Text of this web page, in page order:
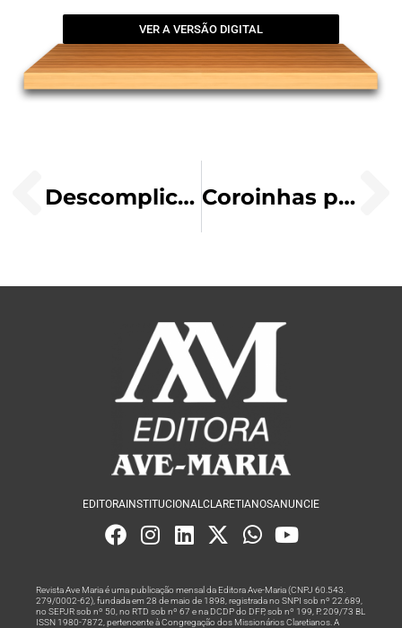
VER A VERSÃO DIGITAL
Descomplicando a Santa Missa Coroinhas por amor
EDITORA INSTITUCIONALCLARETIANOSANUNCIE
Revista Ave Maria é uma publicação mensal da Editora Ave-Maria (CNPJ 60.543.
279/0002-62), fundada em 28 de maio de 1898, registrada no SNPI sob nº 22.689,
no SEPJR sob nº 50, no RTD sob nº 67 e na DCDP do DFP, sob nº 199, P. 209/73 BL
ISSN 1980-7872, pertencente à Congregação dos Missionários Claretianos. A